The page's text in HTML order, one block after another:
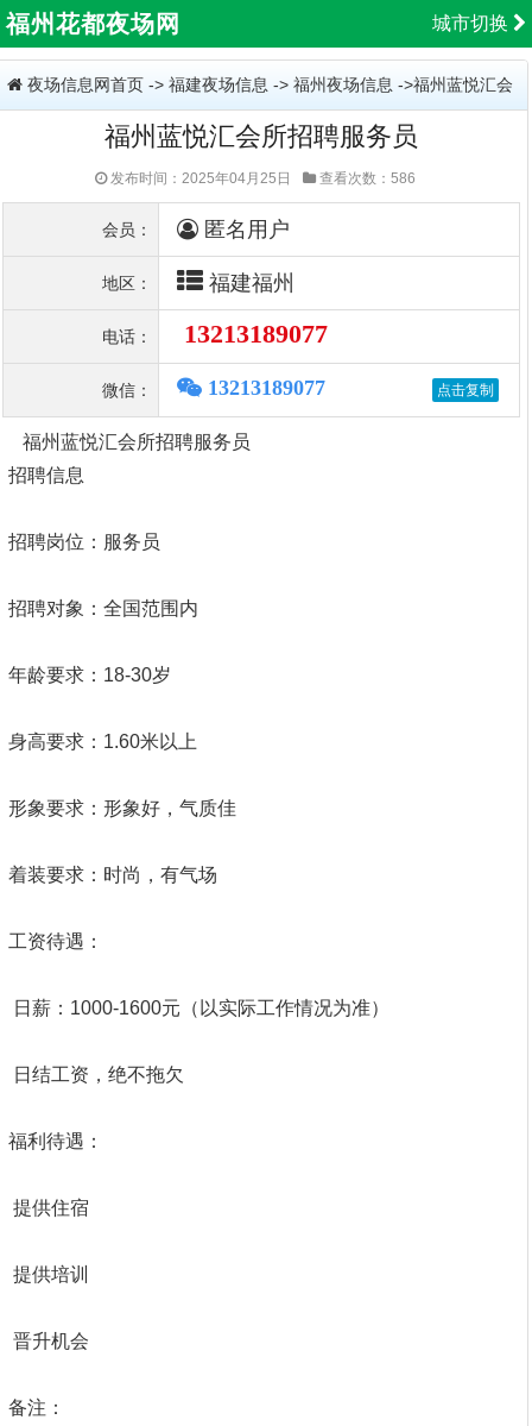
城市切换
福州花都夜场网
夜场信息网首页 -> 福建夜场信息 -> 福州夜场信息 ->福州蓝悦汇会
所招聘服务员福州蓝悦汇会所招聘服务员
发布时间：2025年04月25日 查看次数：586
会员： 匿名用户
地区： 福建福州
电话： 13213189077
微信： 13213189077
福州蓝悦汇会所招聘服务员
招聘信息
招聘岗位：服务员
招聘对象：全国范围内
年龄要求：18-30岁
身高要求：1.60米以上
形象要求：形象好，气质佳
着装要求：时尚，有气场
工资待遇：
日薪：1000-1600元（以实际工作情况为准）
日结工资，绝不拖欠
福利待遇：
提供住宿
提供培训
晋升机会
备注：